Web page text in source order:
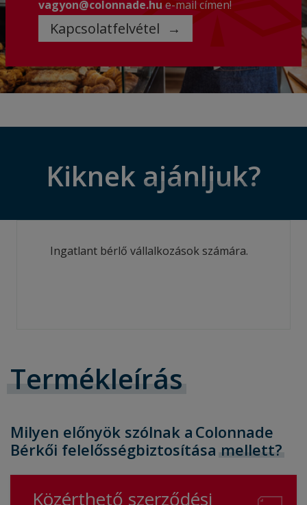
vagyon@colonnade.hu e-mail címen!
Kapcsolatfelvétel
Kiknek ajánljuk?
Ingatlant bérlő vállalkozások számára.
Termékleírás
Milyen előnyök szólnak a Colonnade
Bérkői felelősségbiztosítása mellett?
Közérthető szerződési